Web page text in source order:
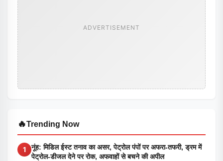
ADVERTISEMENT
🔥Trending Now
1
नूंह: मिडिल ईस्ट तनाव का असर, पेट्रोल पंपों पर अफरा-तफरी, ड्रम में
पेट्रोल-डीजल देने पर रोक, अफवाहों से बचने की अपील